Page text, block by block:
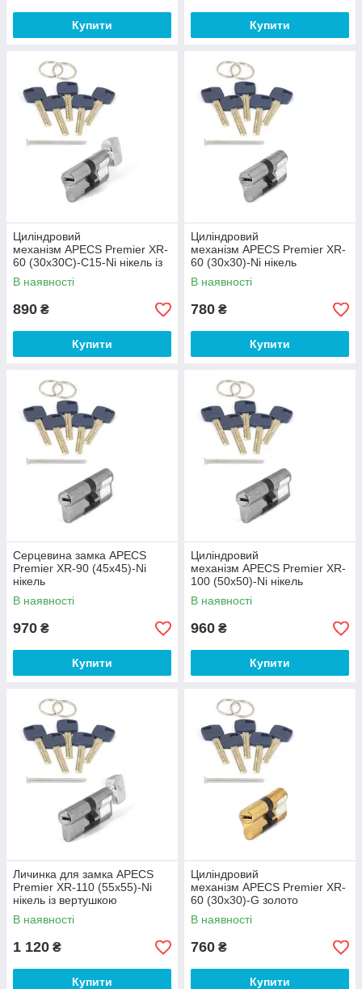
Купити Купити
Циліндровий
механізм APECS Premier XR-
60 (30х30С)-C15-Ni нікель із
вертушкою
В наявності
890 ₴
Купити
Циліндровий
механізм APECS Premier XR-
60 (30х30)-Ni нікель
В наявності
780 ₴
Купити
Серцевина замка APECS
Premier XR-90 (45х45)-Ni
нікель
В наявності
970 ₴
Купити
Циліндровий
механізм APECS Premier XR-
100 (50х50)-Ni нікель
В наявності
960 ₴
Купити
Личинка для замка APECS
Premier XR-110 (55х55)-Ni
нікель із вертушкою
В наявності
1 120 ₴
Купити
Циліндровий
механізм APECS Premier XR-
60 (30х30)-G золото
В наявності
760 ₴
Купити